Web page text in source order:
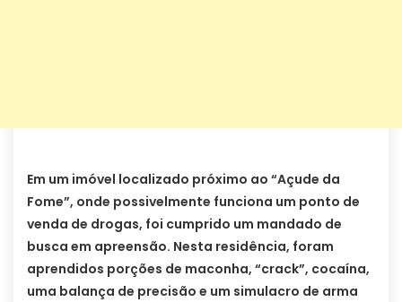
Em um imóvel localizado próximo ao “Açude da
Fome”, onde possivelmente funciona um ponto de
venda de drogas, foi cumprido um mandado de
busca em apreensão. Nesta residência, foram
aprendidos porções de maconha, “crack”, cocaína,
uma balança de precisão e um simulacro de arma